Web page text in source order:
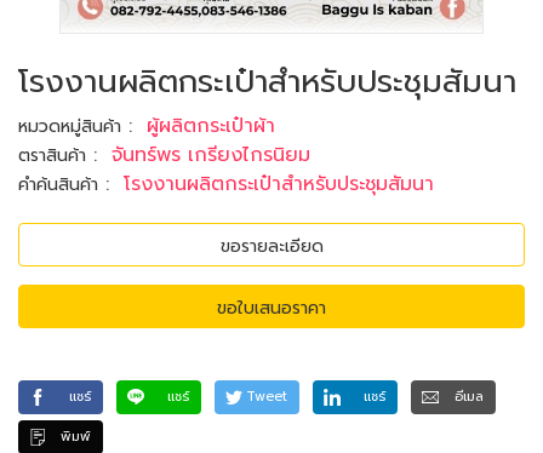
โรงงานผลิตกระเป๋าสำหรับประชุมสัมนา
หมวดหมู่สินค้า : ผู้ผลิตกระเป๋าผ้า
ตราสินค้า : จันทร์พร เกรียงไกรนิยม
คำค้นสินค้า : โรงงานผลิตกระเป๋าสำหรับประชุมสัมนา
ขอรายละเอียด
ขอใบเสนอราคา
แชร์ แชร์ Tweet แชร์
อีเมล
พิมพ์